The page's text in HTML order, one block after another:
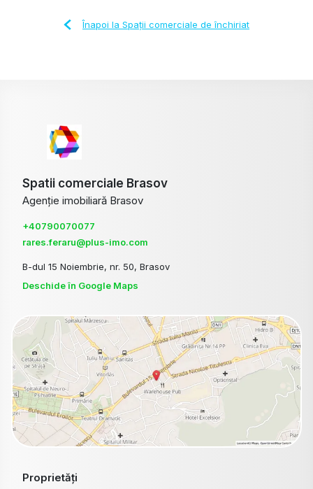
Înapoi la Spații comerciale de închiriat
Spatii comerciale Brasov
Agenție imobiliară Brasov
+40790070077
rares.feraru@plus-imo.com
B-dul 15 Noiembrie, nr. 50, Brasov
Deschide în Google Maps
Proprietăți